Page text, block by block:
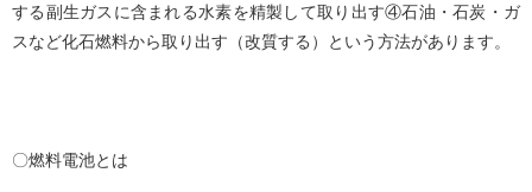
する副生ガスに含まれる水素を精製して取り出す④石油・石炭・ガ
スなど化石燃料から取り出す（改質する）という方法があります。
〇燃料電池とは